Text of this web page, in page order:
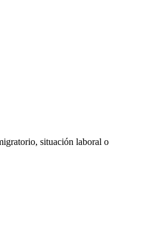
situación laboral o